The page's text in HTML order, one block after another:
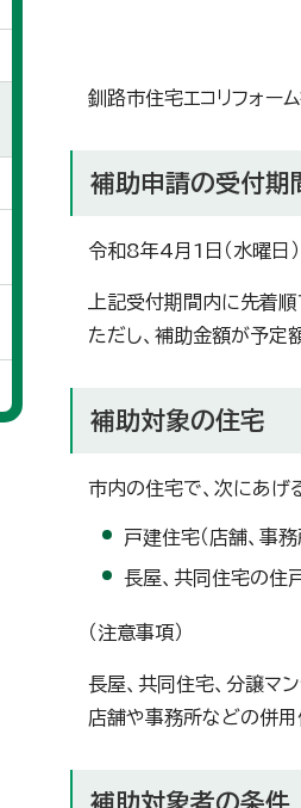
釧路市住宅エコリフォー
補助申請の受付期
令和8年4月1日（水曜日
上記受付期間内に先着
ただし、補助金額が予定
補助対象の住宅
市内の住宅で、次にあげ
戸建住宅（店舗、事
長屋、共同住宅の住
（注意事項）
長屋、共同住宅、分譲マ
店舗や事務所などの併用
補助対象者の条件